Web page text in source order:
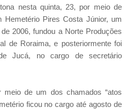
nesta quinta, 23, por meio de
Hemetério Pires Costa Júnior, um
2006, fundou a Norte Produções
de Roraima, e posteriormente foi
Jucá, no cargo de secretário
meio de um dos chamados “atos
ficou no cargo até agosto de